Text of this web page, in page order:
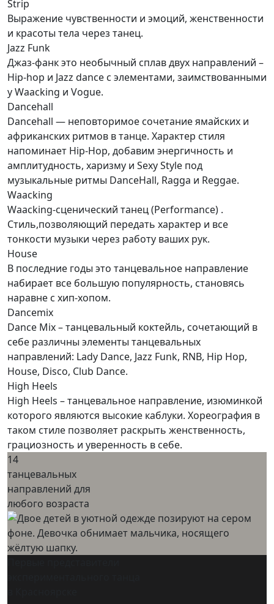
Strip
Выражение чувственности и эмоций, женственности
и красоты тела через танец.
Jazz Funk
Джаз-фанк это необычный сплав двух направлений –
Hip-hop и Jazz dance с элементами, заимствованными
у Waacking и Vogue.
Dancehall
Dancehall — неповторимое сочетание ямайских и
африканских ритмов в танце. Характер стиля
напоминает Hip-Hop, добавим энергичность и
амплитудность, харизму и Sexy Style под
музыкальные ритмы DanceHall, Ragga и Reggae.
Waacking
Waacking-сценический танец (Performance) .
Стиль,позволяющий передать характер и все
тонкости музыки через работу ваших рук.
House
В последние годы это танцевальное направление
набирает все большую популярность, становясь
наравне с хип-хопом.
Dancemix
Dance Mix – танцевальный коктейль, сочетающий в
себе различны элементы танцевальных
направлений: Lady Dance, Jazz Funk, RNB, Hip Hop,
House, Disco, Club Dance.
High Heels
High Heels – танцевальное направление, изюминкой
которого являются высокие каблуки. Хореография в
таком стиле позволяет раскрыть женственность,
грациозность и уверенность в себе.
14
танцевальных
направлений для
любого возраста